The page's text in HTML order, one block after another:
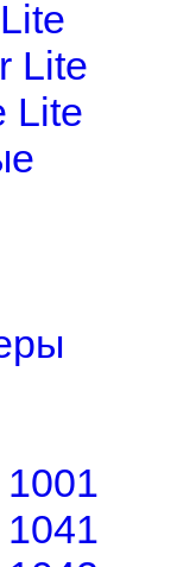
Lite
Lite